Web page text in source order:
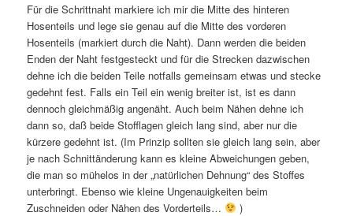
Für die Schrittnaht markiere ich mir die Mitte des hinteren
Hosenteils und lege sie genau auf die Mitte des vorderen
Hosenteils (markiert durch die Naht). Dann werden die beiden
Enden der Naht festgesteckt und für die Strecken dazwischen
dehne ich die beiden Teile notfalls gemeinsam etwas und stecke
gedehnt fest. Falls ein Teil ein wenig breiter ist, ist es dann
dennoch gleichmäßig angenäht. Auch beim Nähen dehne ich
dann so, daß beide Stofflagen gleich lang sind, aber nur die
kürzere gedehnt ist. (Im Prinzip sollten sie gleich lang sein, aber
je nach Schnittänderung kann es kleine Abweichungen geben,
die man so mühelos in der „natürlichen Dehnung“ des Stoffes
unterbringt. Ebenso wie kleine Ungenauigkeiten beim
Zuschneiden oder Nähen des Vorderteils…
)